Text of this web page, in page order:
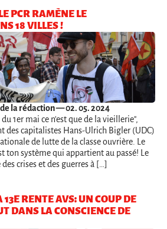
PCR RAMÈNE LE
18 VILLES !
la rédaction — 02. 05. 2024
1er mai ce n'est que de la vieillerie",
des capitalistes Hans-Ulrich Bigler (UDC)
de lutte de la classe ouvrière. Le
ton système qui appartient au passé! Le
crises et des guerres à […]
RENTE AVS: UN COUP DE
DANS LA CONSCIENCE DE